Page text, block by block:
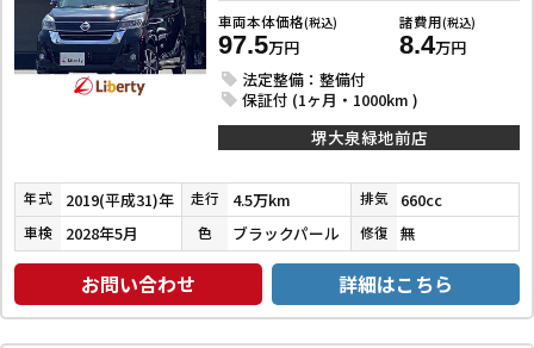
車両本体価格(税込)
97.5万円
諸費用(税込)
8.4万円
法定整備：整備付
保証付 (1ヶ月・1000km )
堺大泉緑地前店
年式 2019(平成31)年 走行 4.5万km 排気 660cc
車検 2028年5月 色 ブラックパール 修復 無
お問い合わせ 詳細はこちら